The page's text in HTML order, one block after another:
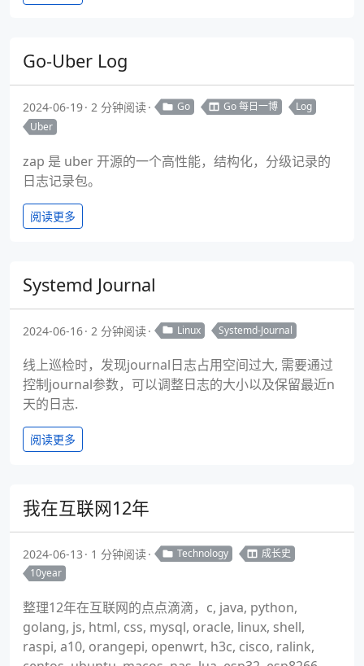
Go-Uber Log
2024-06-19 2 分钟阅读 Go Go 每日一博
Log
Uber
zap 是 uber 开源的一个高性能，结构化，分级记录的
日志记录包。
阅读更多
Systemd Journal
2024-06-16 2 分钟阅读 Linux Systemd-Journal
线上巡检时，发现journal日志占用空间过大, 需要通过
控制journal参数，可以调整日志的大小以及保留最近n
天的日志.
阅读更多
我在互联网12年
2024-06-13 1 分钟阅读 Technology
成长史
10year
整理12年在互联网的点点滴滴，c, java, python,
golang, js, html, css, mysql, oracle, linux, shell,
raspi, a10, orangepi, openwrt, h3c, cisco, ralink,